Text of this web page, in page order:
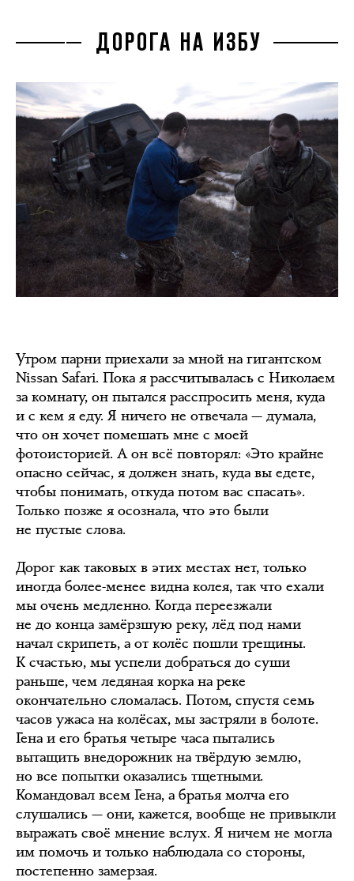
ДОРОГА НА ИЗБУ
Утром парни приехали за мной на гигантском
Nissan Safari. Пока я рассчитывалась с Николаем
за комнату, он пытался расспросить меня, куда
и с кем я еду. Я ничего не отвечала — думала,
что он хочет помешать мне с моей
фотоисторией. А он всё повторял: «Это крайне
опасно сейчас, я должен знать, куда вы едете,
чтобы понимать, откуда потом вас спасать».
Только позже я осознала, что это были
не пустые слова.
Дорог как таковых в этих местах нет, только
иногда более-менее видна колея, так что ехали
мы очень медленно. Когда переезжали
не до конца замёрзшую реку, лёд под нами
начал скрипеть, а от колёс пошли трещины.
К счастью, мы успели добраться до суши
раньше, чем ледяная корка на реке
окончательно сломалась. Потом, спустя семь
часов ужаса на колёсах, мы застряли в болоте.
Гена и его братья четыре часа пытались
вытащить внедорожник на твёрдую землю,
но все попытки оказались тщетными.
Командовал всем Гена, а братья молча его
слушались — они, кажется, вообще не привыкли
выражать своё мнение вслух. Я ничем не могла
им помочь и только наблюдала со стороны,
постепенно замерзая.